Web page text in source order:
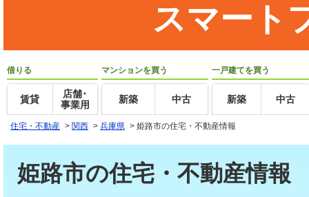
スマート
借りる
賃貸
店舗･
事業用
マンションを買う
新築 中古
一戸建てを買う
新築 中古
住宅・不動産 > 関西 > 兵庫県 > 姫路市の住宅・不動産情報
姫路市の住宅・不動産情報